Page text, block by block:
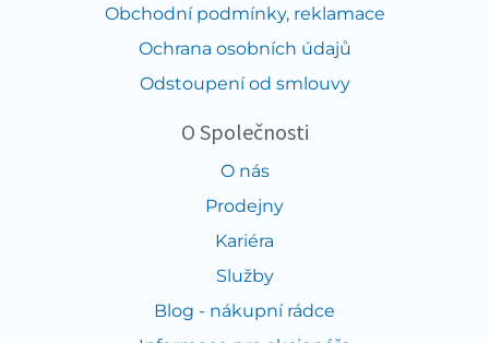
Obchodní podmínky, reklamace
Ochrana osobních údajů
Odstoupení od smlouvy
O Společnosti
O nás
Prodejny
Kariéra
Služby
Blog - nákupní rádce